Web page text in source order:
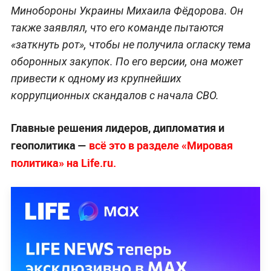
Минобороны Украины Михаила Фёдорова. Он
также заявлял, что его команде пытаются
«заткнуть рот», чтобы не получила огласку тема
оборонных закупок. По его версии, она может
привести к одному из крупнейших
коррупционных скандалов с начала СВО.
Главные решения лидеров, дипломатия и
геополитика — всё это в разделе «Мировая
политика» на Life.ru.